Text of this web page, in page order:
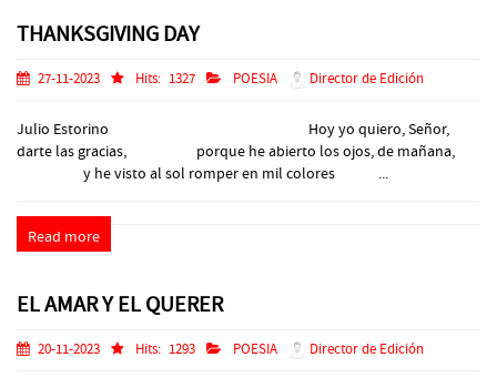
THANKSGIVING DAY
27-11-2023 Hits: 1327 POESIA Director de Edición
Julio Estorino Hoy yo quiero, Señor,
darte las gracias, porque he abierto los ojos, de mañana,
y he visto al sol romper en mil colores ...
Read more
EL AMAR Y EL QUERER
20-11-2023 Hits: 1293 POESIA Director de Edición